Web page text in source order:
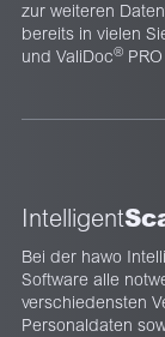
zur weiteren
bereits in vielen
und ValiDoc®PRO
Intelligent
Bei der hawo
Software alle
verschiedensten
Personaldaten